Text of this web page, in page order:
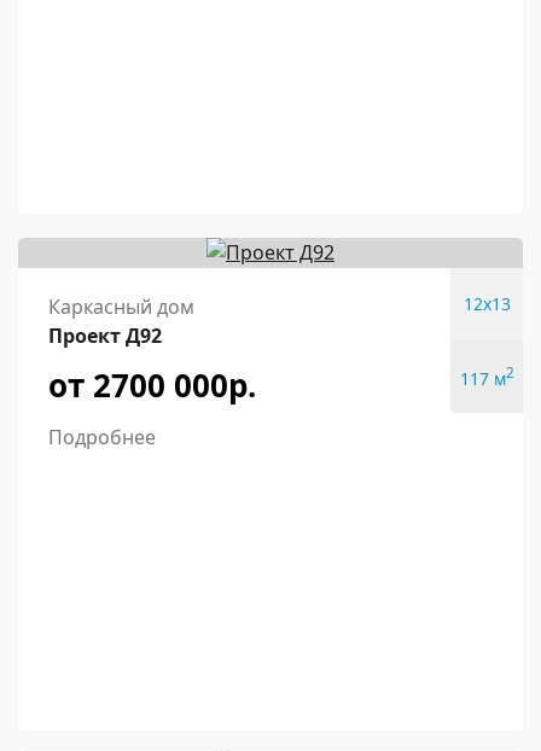
Каркасный дом
Проект Д92
от 2700 000р.
Подробнее
12x13
117 м2